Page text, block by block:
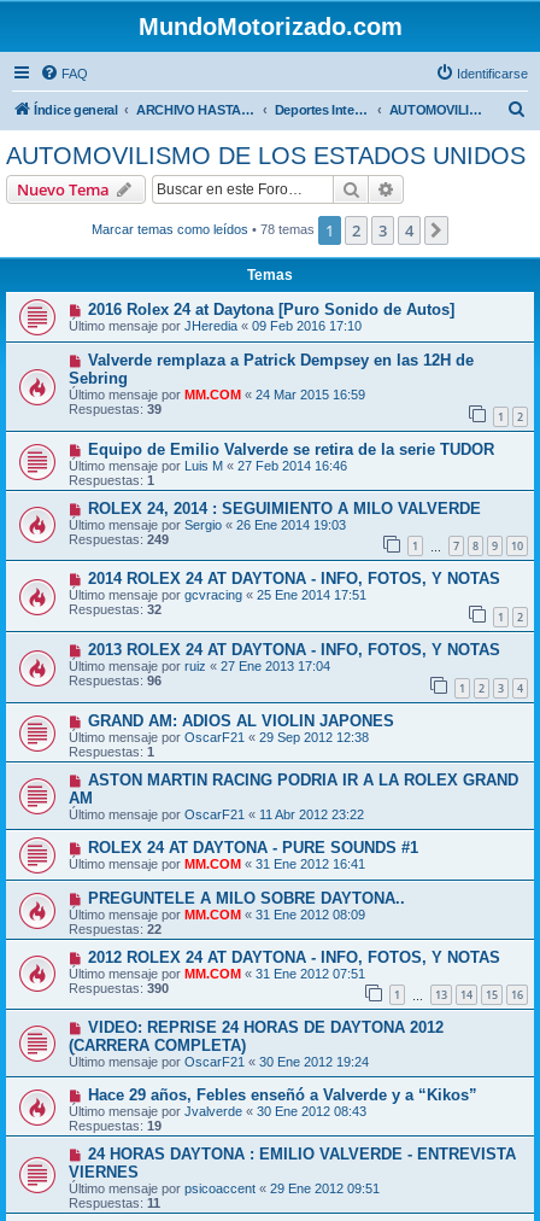
MundoMotorizado.com
FAQ Identificarse
Índice general ARCHIVO HASTA 2018 Deportes Internacionales AUTOMOVILISMO DE LOS ESTADOS UNIDOS
AUTOMOVILISMO DE LOS ESTADOS UNIDOS
Nuevo Tema Buscar
Marcar temas como leídos • 78 temas 1 2 3 4
Temas
2016 Rolex 24 at Daytona [Puro Sonido de Autos]
Último mensaje por JHeredia « 09 Feb 2016 17:10
Valverde remplaza a Patrick Dempsey en las 12H de
Sebring
Último mensaje por MM.COM « 24 Mar 2015 16:59
Respuestas: 39 1 2
Equipo de Emilio Valverde se retira de la serie TUDOR
Último mensaje por Luis M « 27 Feb 2014 16:46
Respuestas: 1
ROLEX 24, 2014 : SEGUIMIENTO A MILO VALVERDE
Último mensaje por Sergio « 26 Ene 2014 19:03
Respuestas: 249 1 7 8 9 10
2014 ROLEX 24 AT DAYTONA - INFO, FOTOS, Y NOTAS
Último mensaje por gcvracing « 25 Ene 2014 17:51
Respuestas: 32 1 2
2013 ROLEX 24 AT DAYTONA - INFO, FOTOS, Y NOTAS
Último mensaje por ruiz « 27 Ene 2013 17:04
Respuestas: 96 1 2 3 4
GRAND AM: ADIOS AL VIOLIN JAPONES
Último mensaje por OscarF21 « 29 Sep 2012 12:38
Respuestas: 1
ASTON MARTIN RACING PODRIA IR A LA ROLEX GRAND
AM
Último mensaje por OscarF21 « 11 Abr 2012 23:22
ROLEX 24 AT DAYTONA - PURE SOUNDS #1
Último mensaje por MM.COM « 31 Ene 2012 16:41
PREGUNTELE A MILO SOBRE DAYTONA..
Último mensaje por MM.COM « 31 Ene 2012 08:09
Respuestas: 22
2012 ROLEX 24 AT DAYTONA - INFO, FOTOS, Y NOTAS
Último mensaje por MM.COM « 31 Ene 2012 07:51
Respuestas: 390 1 13 14 15 16
VIDEO: REPRISE 24 HORAS DE DAYTONA 2012
(CARRERA COMPLETA)
Último mensaje por OscarF21 « 30 Ene 2012 19:24
Hace 29 años, Febles enseñó a Valverde y a “Kikos”
Último mensaje por Jvalverde « 30 Ene 2012 08:43
Respuestas: 19
24 HORAS DAYTONA : EMILIO VALVERDE - ENTREVISTA
VIERNES
Último mensaje por psicoaccent « 29 Ene 2012 09:51
Respuestas: 11